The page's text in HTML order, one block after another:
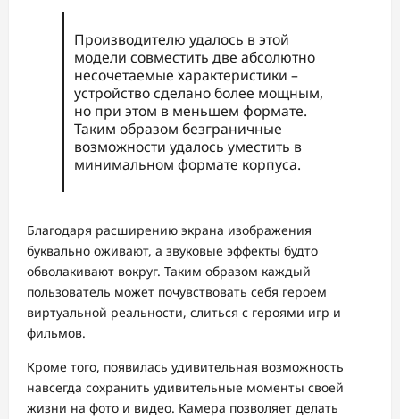
Производителю удалось в этой
модели совместить две абсолютно
несочетаемые характеристики –
устройство сделано более мощным,
но при этом в меньшем формате.
Таким образом безграничные
возможности удалось уместить в
минимальном формате корпуса.
Благодаря расширению экрана изображения
буквально оживают, а звуковые эффекты будто
обволакивают вокруг. Таким образом каждый
пользователь может почувствовать себя героем
виртуальной реальности, слиться с героями игр и
фильмов.
Кроме того, появилась удивительная возможность
навсегда сохранить удивительные моменты своей
жизни на фото и видео. Камера позволяет делать